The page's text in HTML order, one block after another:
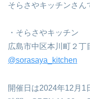
そらさやキッチンさん
・そらさやキッチン
広島市中区本川町２丁
@sorasaya_kitchen
開催日は2024年12月1